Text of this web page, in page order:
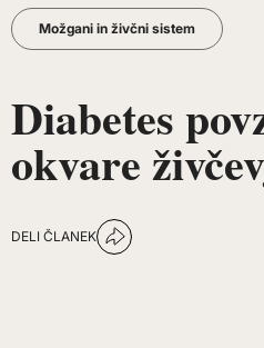
Možgani in živčni sistem
Diabetes
okvare
DELI ČLANEK